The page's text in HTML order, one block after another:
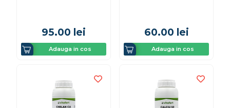
95.00 lei
Adauga in cos
60.00 lei
Adauga in cos